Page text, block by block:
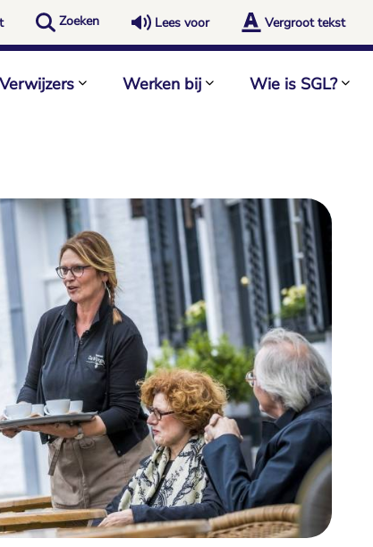
Zoeken Lees voor Vergroot tekst
Verwijzers Werken bij Wie is SGL?